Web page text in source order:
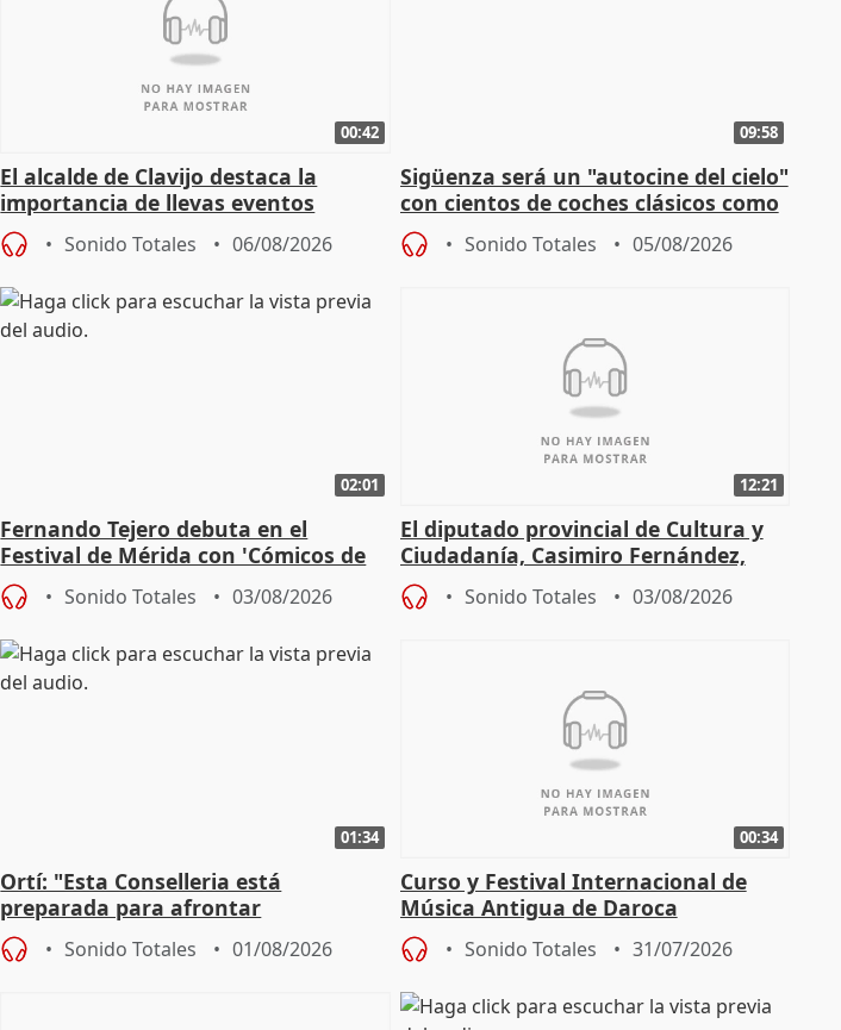
00:42
El alcalde de Clavijo destaca la
importancia de llevas eventos
culturales a los pueblos
Sonido Totales 06/08/2026
09:58
Sigüenza será un "autocine del cielo"
con cientos de coches clásicos como
espectadores
Sonido Totales 05/08/2026
02:01
Fernando Tejero debuta en el
Festival de Mérida con 'Cómicos de
Roma': "Strabo me ha escogido"
Sonido Totales 03/08/2026
12:21
El diputado provincial de Cultura y
Ciudadanía, Casimiro Fernández,
sobre el balance de entradas
Sonido Totales 03/08/2026
01:34
Ortí: "Esta Conselleria está
preparada para afrontar
absolutamente todos los escenarios"
Sonido Totales 01/08/2026
00:34
Curso y Festival Internacional de
Música Antigua de Daroca
Sonido Totales 31/07/2026